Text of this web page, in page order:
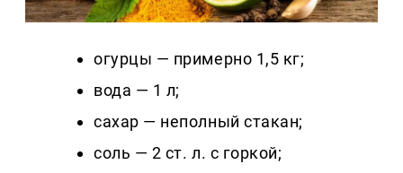
огурцы — примерно 1,5 кг;
вода — 1 л;
сахар — неполный стакан;
соль — 2 ст. л. с горкой;